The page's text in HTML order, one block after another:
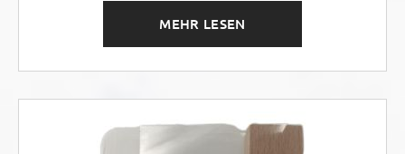
MEHR LESEN